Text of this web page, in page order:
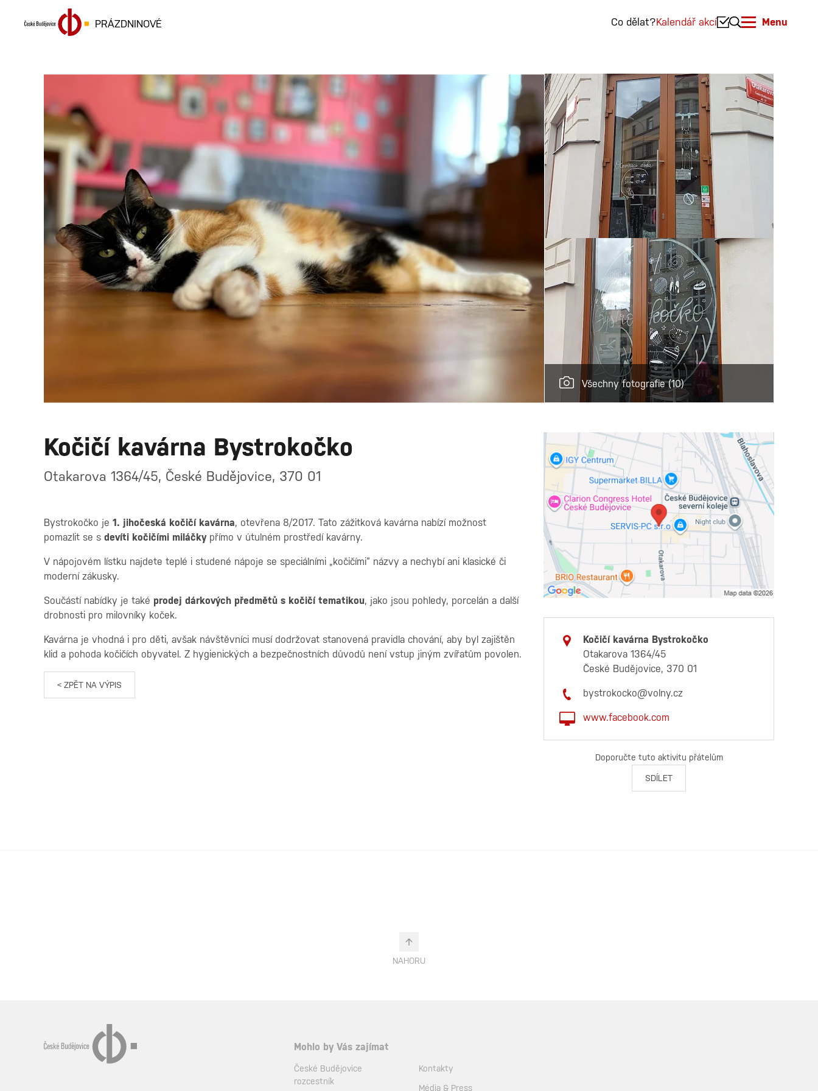
PRÁZDNINOVÉ Co dělat?Kalendář akcí Menu
Všechny fotografie (10)
Kočičí kavárna Bystrokočko
Otakarova 1364/45, České Budějovice, 370 01
Bystrokočko je 1. jihočeská kočičí kavárna, otevřena 8/2017. Tato zážitková kavárna nabízí možnost
pomazlit se s devíti kočičími miláčkypřímo v útulném prostředí kavárny.
V nápojovém lístku najdete teplé i studené nápoje se speciálními „kočičími“ názvy a nechybí ani klasické či
moderní zákusky.
Součástí nabídky je také prodej dárkových předmětů s kočičí tematikou, jako jsou pohledy, porcelán a další
drobnosti pro milovníky koček.
Kavárna je vhodná i pro děti, avšak návštěvníci musí dodržovat stanovená pravidla chování, aby byl zajištěn
klid a pohoda kočičích obyvatel. Z hygienických a bezpečnostních důvodů není vstup jiným zvířatům povolen.
< ZPĚT NA VÝPIS
Kočičí kavárna Bystrokočko
Otakarova 1364/45
České Budějovice, 370 01
bystrokocko@volny.cz
www.facebook.com
Doporučte tuto aktivitu přátelům
SDÍLET
NAHORU
Mohlo by Vás zajímat
České Budějovice
rozcestník
Kontakty
Média & Press